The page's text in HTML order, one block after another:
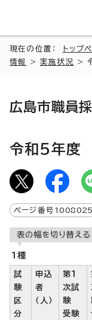
現在の位置： トップ
情報
>実施状況 >
広島市職員
令和5年度
ページ番号 1008025
表の幅を切り替える
1種
試
験
区
分
申込
者
（人）
第1
次試
験
受験